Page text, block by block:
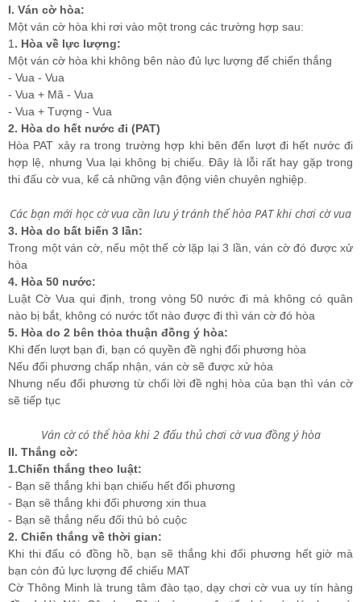
I. Ván cờ hòa:
Một ván cờ hòa khi rơi vào một trong các trường hợp sau:
1 . Hòa về lực lượng:
Một ván cờ hòa khi không bên nào đủ lực lượng để chiến thắng
- Vua - Vua
- Vua + Mã - Vua
- Vua + Tượng - Vua
2. Hòa do hết nước đi (PAT)
Hòa PAT xảy ra trong trường hợp khi bên đến lượt đi hết nước đi
hợp lệ, nhưng Vua lại không bị chiếu. Đây là lỗi rất hay gặp trong
thi đấu cờ vua, kể cả những vận động viên chuyên nghiệp.
Các bạn mới học cờ vua cần lưu ý tránh thế hòa PAT khi chơi cờ vua
3. Hòa do bất biến 3 lần:
Trong một ván cờ, nếu một thế cờ lặp lại 3 lần, ván cờ đó được xử
hòa
4. Hòa 50 nước:
Luật Cờ Vua qui định, trong vòng 50 nước đi mà không có quân
nào bị bắt, không có nước tốt nào được đi thì ván cờ đó hòa
5. Hòa do 2 bên thỏa thuận đồng ý hòa:
Khi đến lượt bạn đi, bạn có quyền đề nghị đối phương hòa
Nếu đối phương chấp nhận, ván cờ sẽ được xử hòa
Nhưng nếu đối phương từ chối lời đề nghị hòa của bạn thì ván cờ
sẽ tiếp tục
Ván cờ có thể hòa khi 2 đấu thủ chơi cờ vua đồng ý hòa
II. Thắng cờ:
1.Chiến thắng theo luật:
- Bạn sẽ thắng khi bạn chiếu hết đối phương
- Bạn sẽ thắng khi đối phương xin thua
- Bạn sẽ thắng nếu đối thủ bỏ cuộc
2. Chiến thắng về thời gian:
Khi thi đấu có đồng hồ, bạn sẽ thắng khi đối phương hết giờ mà
bạn còn đủ lực lượng để chiếu MAT
Cờ Thông Minh là trung tâm đào tạo, dạy chơi cờ vua uy tín hàng